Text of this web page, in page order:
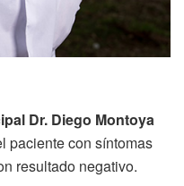
Dr. Diego Montoya
paciente con síntomas
resultado negativo.